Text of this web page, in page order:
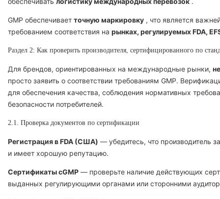
GMP обеспечивает точную маркировку , что является
требованием соответствия на рынках, регулируемых FDA,
Раздел 2: Как проверить производителя, сертифицированного по
Для брендов, ориентированных на международные рынки,
просто заявить о соответствии требованиям GMP.
для обеспечения качества, соблюдения нормативных
безопасности потребителей.
2.1. Проверка документов по сертификации
Регистрация в FDA (США) — убедитесь, что производитель
и имеет хорошую репутацию.
Сертификаты cGMP — проверьте наличие действующих
выданных регулирующими органами или сторонними